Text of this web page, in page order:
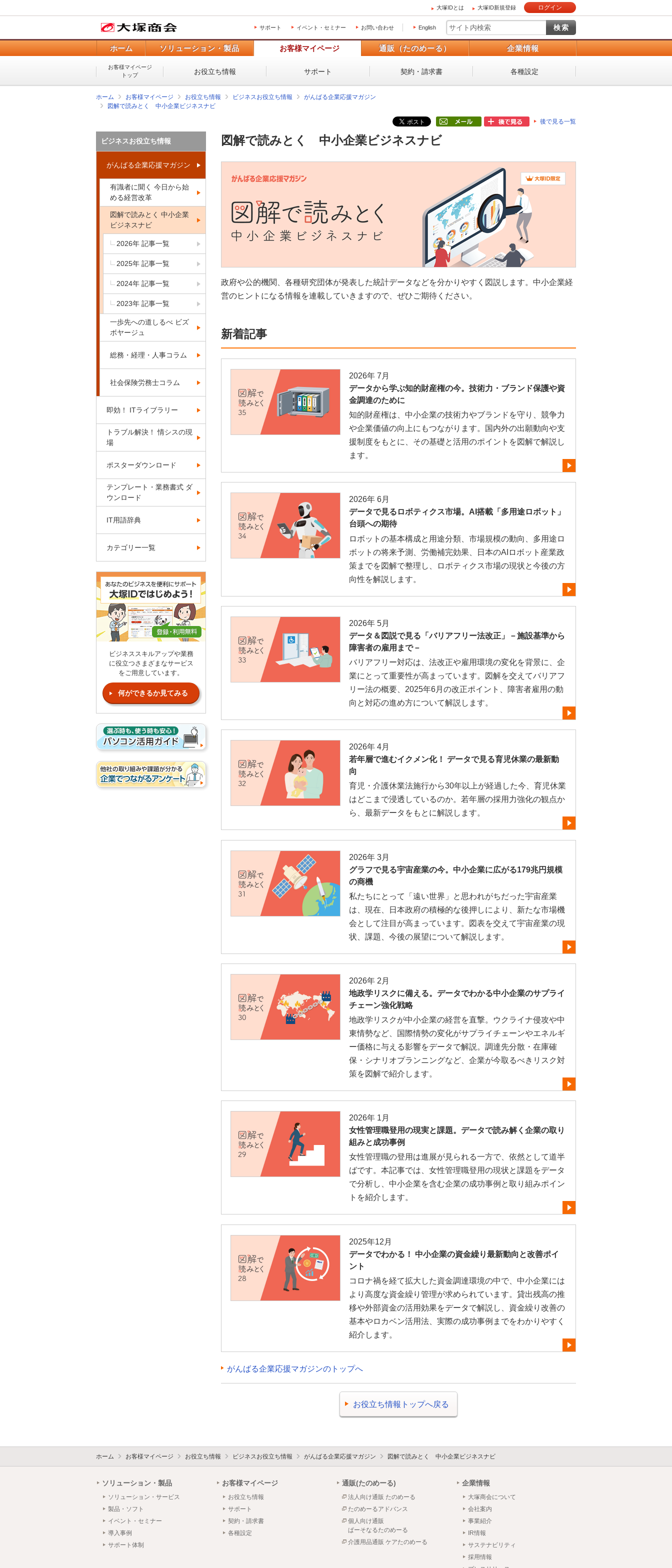
大塚IDとは 大塚ID新規登録 ログイン
サポート イベント・セミナー お問い合わせ English
ホーム ソリューション・製品 お客様マイページ 通販（たのめーる） 企業情報
お客様マイページ
トップ
お役立ち情報 サポート 契約・請求書 各種設定
ホーム お客様マイページ お役立ち情報 ビジネスお役立ち情報
がんばる企業応援マガジン
図解で読みとく 中小企業ビジネスナビ
後で見る一覧
図解で読みとく 中小企業ビジネスナビ
政府や公的機関、各種研究団体が発表した統計データなどを分かりやすく図説します。中小企業経
営のヒントになる情報を連載していきますので、ぜひご期待ください。
新着記事
2026年 7月
データから学ぶ知的財産権の今。技術力・ブランド保護や資
金調達のために
知的財産権は、中小企業の技術力やブランドを守り、競争力
や企業価値の向上にもつながります。国内外の出願動向や支
援制度をもとに、その基礎と活用のポイントを図解で解説し
ます。
2026年 6月
データで見るロボティクス市場。AI搭載「多用途ロボット」
台頭への期待
ロボットの基本構成と用途分類、市場規模の動向、多用途ロ
ボットの将来予測、労働補完効果、日本のAIロボット産業政
策までを図解で整理し、ロボティクス市場の現状と今後の方
向性を解説します。
2026年 5月
データ＆図説で見る「バリアフリー法改正」－施設基準から
障害者の雇用まで－
バリアフリー対応は、法改正や雇用環境の変化を背景に、企
業にとって重要性が高まっています。図解を交えてバリアフ
リー法の概要、2025年6月の改正ポイント、障害者雇用の動
向と対応の進め方について解説します。
2026年 4月
若年層で進むイクメン化！ データで見る育児休業の最新動
向
育児・介護休業法施行から30年以上が経過した今、育児休業
はどこまで浸透しているのか。若年層の採用力強化の観点か
ら、最新データをもとに解説します。
2026年 3月
グラフで見る宇宙産業の今。中小企業に広がる179兆円規模
の商機
私たちにとって「遠い世界」と思われがちだった宇宙産業
は、現在、日本政府の積極的な後押しにより、新たな市場機
会として注目が高まっています。図表を交えて宇宙産業の現
状、課題、今後の展望について解説します。
2026年 2月
地政学リスクに備える。データでわかる中小企業のサプライ
チェーン強化戦略
地政学リスクが中小企業の経営を直撃。ウクライナ侵攻や中
東情勢など、国際情勢の変化がサプライチェーンやエネルギ
ー価格に与える影響をデータで解説。調達先分散・在庫確
保・シナリオプランニングなど、企業が今取るべきリスク対
策を図解で紹介します。
2026年 1月
女性管理職登用の現実と課題。データで読み解く企業の取り
組みと成功事例
女性管理職の登用は進展が見られる一方で、依然として道半
ばです。本記事では、女性管理職登用の現状と課題をデータ
で分析し、中小企業を含む企業の成功事例と取り組みポイン
トを紹介します。
2025年12月
データでわかる！ 中小企業の資金繰り最新動向と改善ポイ
ント
コロナ禍を経て拡大した資金調達環境の中で、中小企業には
より高度な資金繰り管理が求められています。貸出残高の推
移や外部資金の活用効果をデータで解説し、資金繰り改善の
基本やロカベン活用法、実際の成功事例までをわかりやすく
紹介します。
がんばる企業応援マガジンのトップへ
お役立ち情報トップへ戻る
ビジネスお役立ち情報
がんばる企業応援マガジン
有識者に聞く 今日から始
める経営改革
図解で読みとく 中小企業
ビジネスナビ
2026年 記事一覧
2025年 記事一覧
2024年 記事一覧
2023年 記事一覧
一歩先への道しるべ ビズ
ボヤージュ
総務・経理・人事コラム
社会保険労務士コラム
即効！ ITライブラリー
トラブル解決！ 情シスの現
場
ポスターダウンロード
テンプレート・業務書式 ダ
ウンロード
IT用語辞典
カテゴリー一覧
ビジネススキルアップや業務
に役立つさまざまなサービス
をご用意しています。
何ができるか見てみる
ホーム お客様マイページ お役立ち情報 ビジネスお役立ち情報 がんばる企業応援マガジン 図解で読みとく 中小企業ビジネスナビ
ソリューション・製品
ソリューション・サービス
製品・ソフト
イベント・セミナー
導入事例
サポート体制
お客様マイページ
お役立ち情報
サポート
契約・請求書
各種設定
通販(たのめーる)
法人向け通販 たのめーる
たのめーるアドバンス
個人向け通販
ぱーそなるたのめーる
介護用品通販 ケアたのめーる
企業情報
大塚商会について
会社案内
事業紹介
IR情報
サステナビリティ
採用情報